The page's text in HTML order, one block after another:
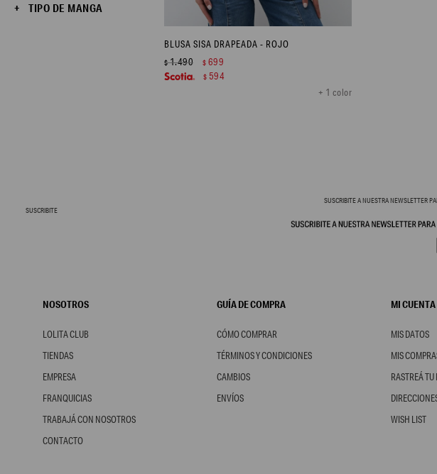
BLUSA SISA DRAPEADA - ROJO
+ 1 color
$1.490 $ 699
$ 594
TIPO DE MANGA
SUSCRIBITE A NUESTRA NEWSLETTER
SUSCRIBITE
NOSOTROS
LOLITA CLUB
TIENDAS
EMPRESA
FRANQUICIAS
TRABAJÁ CON NOSOTROS
CONTACTO
GUÍA DE COMPRA
CÓMO COMPRAR
TÉRMINOS Y CONDICIONES
CAMBIOS
ENVÍOS
MI CUENTA
MIS DATOS
MIS
RASTREÁ TU
WISH LIST